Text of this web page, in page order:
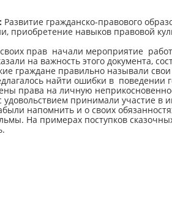
Развитие гражданско-правового
приобретение навыков правовой
прав начали мероприятие
на важность этого документа,
граждане правильно называли
найти ошибки в поведении
права на личную
удовольствием принимали участие в
напомнить и о своих
На примерах поступков